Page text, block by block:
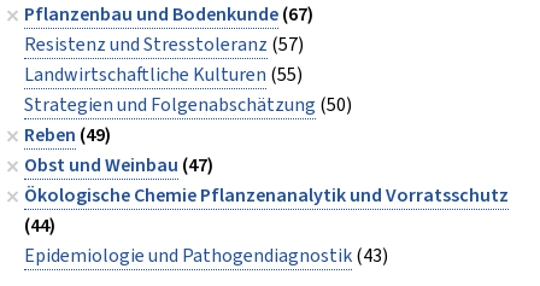
Pflanzenbau und Bodenkunde(67)
Resistenz und Stresstoleranz (57)
Landwirtschaftliche Kulturen (55)
Strategien und Folgenabschätzung (50)
Reben (49)
Obst und Weinbau (47)
Ökologische Chemie Pflanzenanalytik und Vorratsschutz
(44)
Epidemiologie und Pathogendiagnostik(43)